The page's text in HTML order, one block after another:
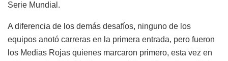
Serie Mundial.
A diferencia de los demás desafíos, ninguno de los
equipos anotó carreras en la primera entrada, pero fueron
los Medias Rojas quienes marcaron primero, esta vez en